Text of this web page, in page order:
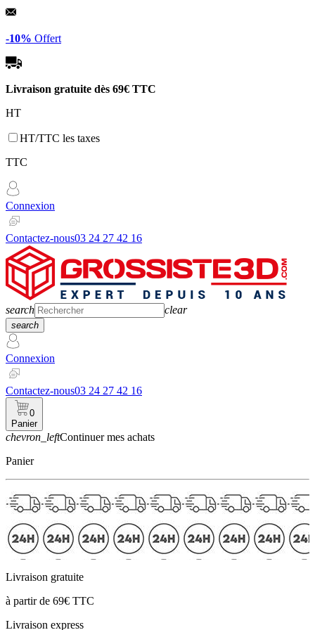
Panneau de gestion des cookies
-10% Offert
Livraison gratuite dès 69€ TTC
HT
HT/TTC les taxes
TTC
Connexion
Contactez-nous03 24 27 42 16
search clear
search
Connexion
Contactez-nous03 24 27 42 16
0
Panier
chevron_leftContinuer mes achats
Panier
Livraison gratuite
à partir de 69€ TTC
Livraison express